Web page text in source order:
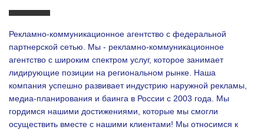
Рекламно-коммуникационное агентство с федеральной
партнерской сетью. Мы - рекламно-коммуникационное
агентство с широким спектром услуг, которое занимает
лидирующие позиции на региональном рынке. Наша
компания успешно развивает индустрию наружной рекламы,
медиа-планирования и баинга в России с 2003 года. Мы
гордимся нашими достижениями, которые мы смогли
осуществить вместе с нашими клиентами! Мы относимся к